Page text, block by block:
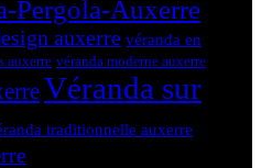
Pergola-Auxerre
auxerre véranda en
auxerre véranda moderne auxerre
Véranda sur
traditionnelle auxerre